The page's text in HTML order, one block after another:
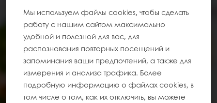
Мы используем файлы cookies, чтобы сделать
работу с нашим сайтом максимально
удобной и полезной для вас, для
распознавания повторных посещений и
запоминания ваши предпочтений, а также для
измерения и анализа трафика. Более
подробную информацию о файлах cookies, в
том числе о том, как их отключить, вы можете